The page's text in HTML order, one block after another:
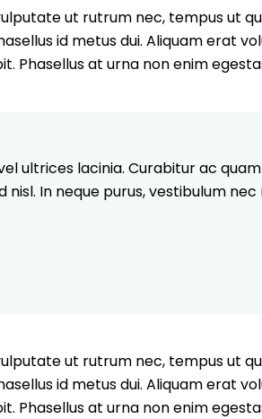
ut rutrum nec, tempus ut
id metus dui. Aliquam erat
Phasellus at urna non enim
ultrices lacinia. Curabitur ac
nisl. In neque purus, vestibulum
ut rutrum nec, tempus ut
id metus dui. Aliquam erat
Phasellus at urna non enim